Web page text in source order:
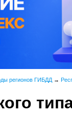
регионов ГИБДД →